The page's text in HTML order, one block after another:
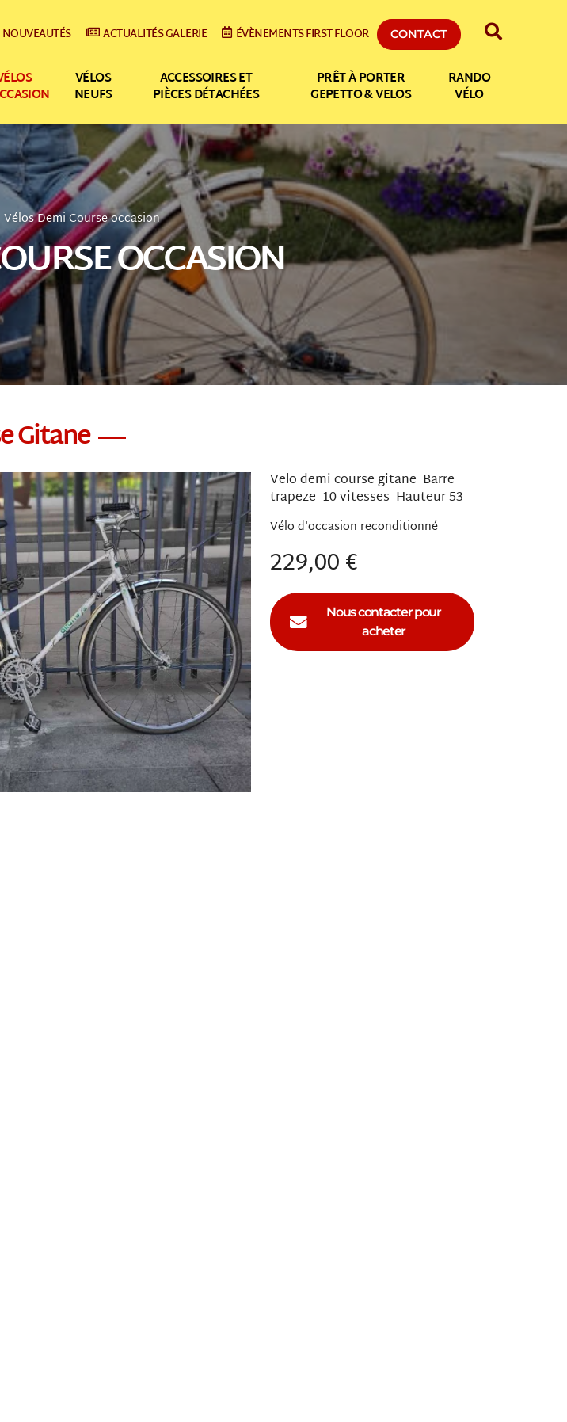
NOUVEAUTÉS ACTUALITÉS GALERIE ÉVÈNEMENTS FIRST FLOOR CONTACT
VÉLOS
NEUFS
ACCESSOIRES ET
PIÈCES DÉTACHÉES
PRÊT À PORTER
GEPETTO & VELOS
RANDO
VÉLO
Vélos Demi Course occasion
OCCASION
Gitane
Velo demi course gitane Barre
trapeze 10 vitesses Hauteur 53
Vélo reconditionné
229,00 €
Nous contacter pour
acheter